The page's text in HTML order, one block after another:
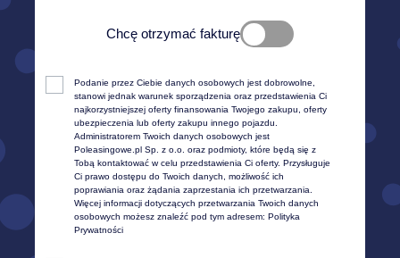
Chcę otrzymać fakturę
Zgodnie z obowiązującym prawem aby wystawić fakturę
trzeba podać NIP przed transakcją.
W innym przypadku wystawienie jej nie będzie możliwe.
Podanie przez Ciebie danych osobowych jest dobrowolne,
stanowi jednak warunek sporządzenia oraz przedstawienia Ci
najkorzystniejszej oferty finansowania Twojego zakupu, oferty
ubezpieczenia lub oferty zakupu innego pojazdu.
Administratorem Twoich danych osobowych jest
Poleasingowe.pl Sp. z o.o. oraz podmioty, które będą się z
Tobą kontaktować w celu przedstawienia Ci oferty. Przysługuje
Ci prawo dostępu do Twoich danych, możliwość ich
poprawiania oraz żądania zaprzestania ich przetwarzania.
Więcej informacji dotyczących przetwarzania Twoich danych
osobowych możesz znaleźć pod tym adresem: Polityka
Prywatności